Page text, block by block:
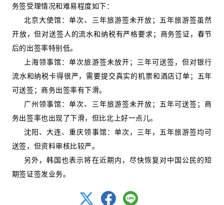
务签受理情况和难易程度如下：
北京大使馆：单次、三年旅游签未开放；五年旅游签虽然
开放，但对送签人的流水和纳税有严格要求；商务签证，春节
后的出签率特别低。
上海领事馆：单次旅游签未放开；三年可送签，但对银行
流水和纳税卡得很严，需要提交真实的机票和酒店订单；五年
可送签；商务出签率有下滑。
广州领事馆：单次、三年旅游签未开放；五年可送签；商
务出签率也出现了下滑，但比北上好一点儿。
沈阳、大连、重庆领事馆：单次，三年，五年旅游签均可
送签，但资料审核比较严。
另外，韩国也表示将在近期内，尽快恢复对中国公民的短
期签证签发业务。